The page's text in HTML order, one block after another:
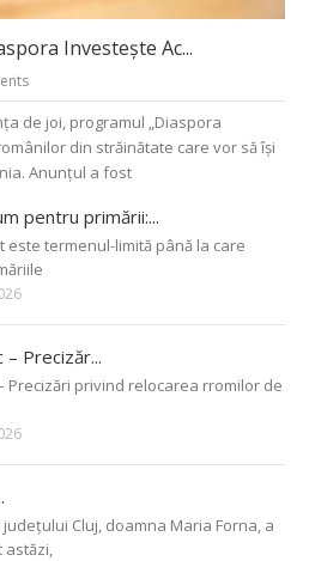
Investește Ac...
de joi, programul „Diaspora
din străinătate care vor să își
Anunțul a fost
pentru primării:...
este termenul-limită până la care
– Precizăr...
Precizări privind relocarea rromilor de
Cluj, doamna Maria Forna, a
astăzi,